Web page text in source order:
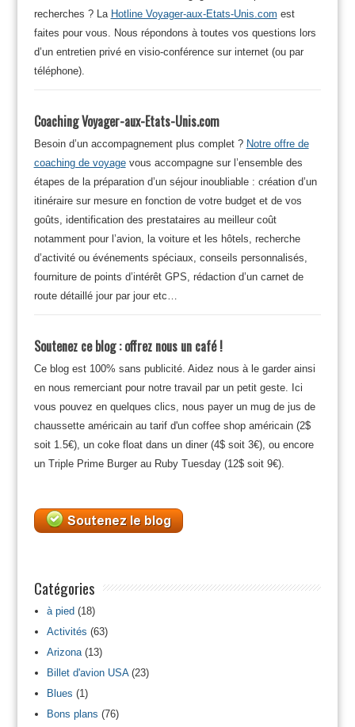
recherches ? La Hotline Voyager-aux-Etats-Unis.com est
faites pour vous. Nous répondons à toutes vos questions lors
d’un entretien privé en visio-conférence sur internet (ou par
téléphone).
Coaching Voyager-aux-Etats-Unis.com
Besoin d’un accompagnement plus complet ? Notre offre de
coaching de voyagevous accompagne sur l’ensemble des
étapes de la préparation d’un séjour inoubliable : création d’un
itinéraire sur mesure en fonction de votre budget et de vos
goûts, identification des prestataires au meilleur coût
notamment pour l’avion, la voiture et les hôtels, recherche
d’activité ou événements spéciaux, conseils personnalisés,
fourniture de points d’intérêt GPS, rédaction d’un carnet de
route détaillé jour par jour etc…
Soutenez ce blog : offrez nous un café !
Ce blog est 100% sans publicité. Aidez nous à le garder ainsi
en nous remerciant pour notre travail par un petit geste. Ici
vous pouvez en quelques clics, nous payer un mug de jus de
chaussette américain au tarif d'un coffee shop américain (2$
soit 1.5€), un coke float dans un diner (4$ soit 3€), ou encore
un Triple Prime Burger au Ruby Tuesday (12$ soit 9€).
Catégories
à pied(18)
Activités (63)
Arizona(13)
Billet d'avion USA(23)
Blues (1)
Bons plans (76)